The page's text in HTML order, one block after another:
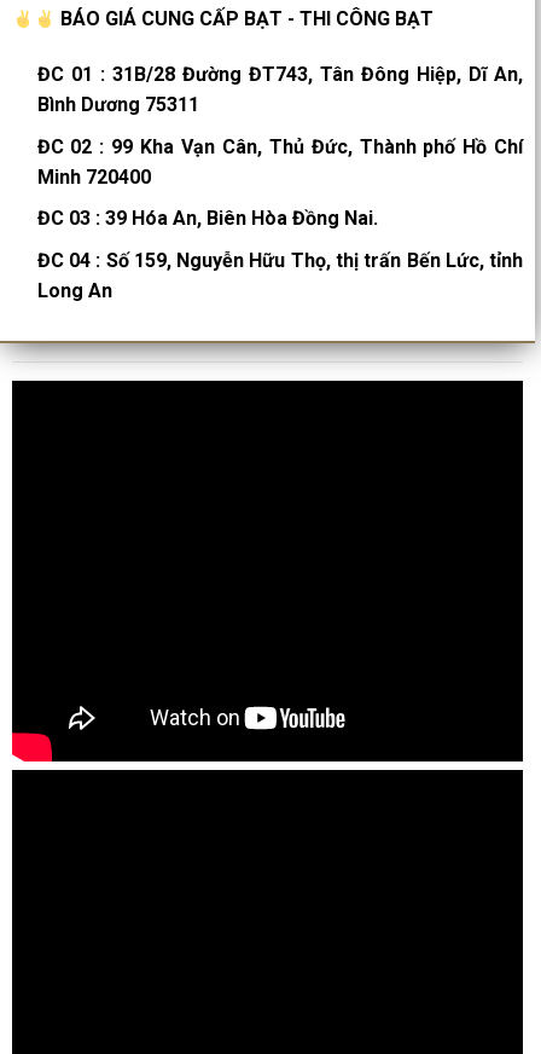
BÁO GIÁ CUNG CẤP BẠT - THI CÔNG BẠT
ĐC 01 :31B/28 Đường ĐT743, Tân Đông Hiệp, Dĩ An,
Bình Dương 75311
ĐC 02 : 99 Kha Vạn Cân, Thủ Đức, Thành phố Hồ Chí
Minh 720400
ĐC 03 :39 Hóa An, Biên Hòa Đồng Nai.
ĐC 04 : Số 159, Nguyễn Hữu Thọ, thị trấn Bến Lức, tỉnh
Long An